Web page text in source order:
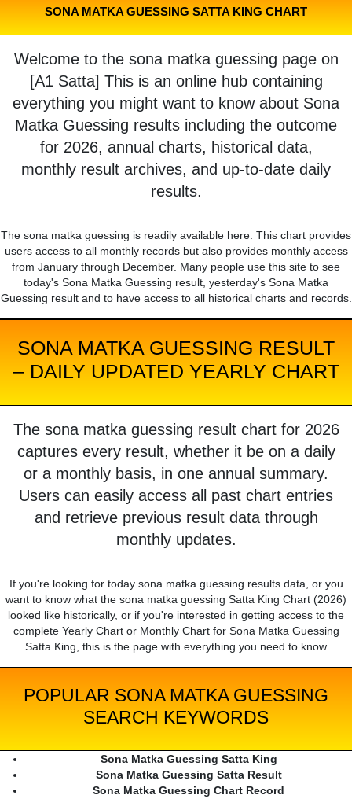
SONA MATKA GUESSING SATTA KING CHART
Welcome to the sona matka guessing page on
[A1 Satta] This is an online hub containing
everything you might want to know about Sona
Matka Guessing results including the outcome
for 2026, annual charts, historical data,
monthly result archives, and up-to-date daily
results.
The sona matka guessing is readily available here. This chart provides
users access to all monthly records but also provides monthly access
from January through December. Many people use this site to see
today's Sona Matka Guessing result, yesterday's Sona Matka
Guessing result and to have access to all historical charts and records.
SONA MATKA GUESSING RESULT
– DAILY UPDATED YEARLY CHART
The sona matka guessing result chart for 2026
captures every result, whether it be on a daily
or a monthly basis, in one annual summary.
Users can easily access all past chart entries
and retrieve previous result data through
monthly updates.
If you're looking for today sona matka guessing results data, or you
want to know what the sona matka guessing Satta King Chart (2026)
looked like historically, or if you're interested in getting access to the
complete Yearly Chart or Monthly Chart for Sona Matka Guessing
Satta King, this is the page with everything you need to know
POPULAR SONA MATKA GUESSING
SEARCH KEYWORDS
Sona Matka Guessing Satta King
Sona Matka Guessing Satta Result
Sona Matka Guessing Chart Record